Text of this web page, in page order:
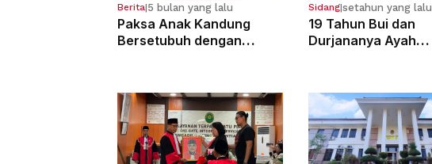
Berita|5 bulan yang lalu
Paksa Anak Kandung
Bersetubuh dengan
Sidang|setahun yang lalu
19 Tahun Bui dan
Durjananya Ayah